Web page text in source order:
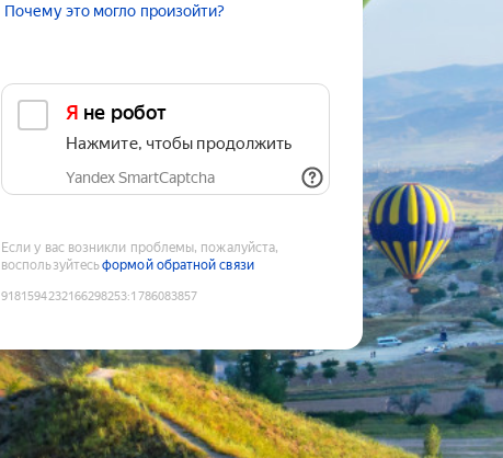
Почему это могло произойти?
Я не робот
Нажмите, чтобы продолжить
Yandex SmartCaptcha
Если у вас возникли проблемы, пожалуйста,
воспользуйтесьформой обратной связи
9181594232166298253:1786083857